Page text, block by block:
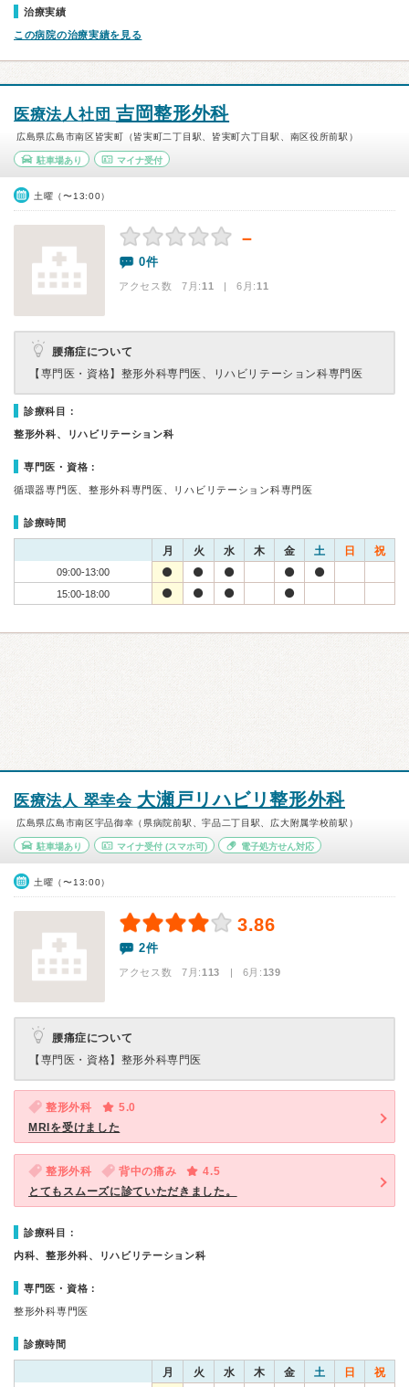
治療実績
この病院の治療実績を見る
医療法人社団 吉岡整形外科
広島県広島市南区皆実町（皆実町二丁目駅、皆実町六丁目駅、南区役所前駅）
駐車場あり マイナ受付
土曜（〜13:00）
－
0件
アクセス数 7月:11 | 6月:11
腰痛症について
【専門医・資格】 整形外科専門医、リハビリテーション科専門医
診療科目：
整形外科、リハビリテーション科
専門医・資格：
循環器専門医、整形外科専門医、リハビリテーション科専門医
診療時間
月 火 水 木 金 土 日 祝
09:00-13:00
15:00-18:00
医療法人 翠幸会 大瀬戸リハビリ整形外科
広島県広島市南区宇品御幸（県病院前駅、宇品二丁目駅、広大附属学校前駅）
駐車場あり マイナ受付(スマホ可) 電子処方せん対応
土曜（〜13:00）
3.86
2件
アクセス数 7月:113 | 6月:139
腰痛症について
【専門医・資格】 整形外科専門医
整形外科
5.0
MRIを受けました
整形外科 背中の痛み
4.5
とてもスムーズに診ていただきました。
診療科目：
内科、整形外科、リハビリテーション科
専門医・資格：
整形外科専門医
診療時間
月 火 水 木 金 土 日 祝